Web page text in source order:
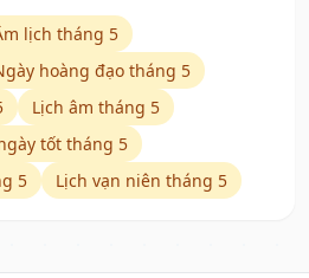
lịch tháng 5
hoàng đạo tháng 5
Lịch âm tháng 5
tốt tháng 5
5
Lịch vạn niên tháng 5